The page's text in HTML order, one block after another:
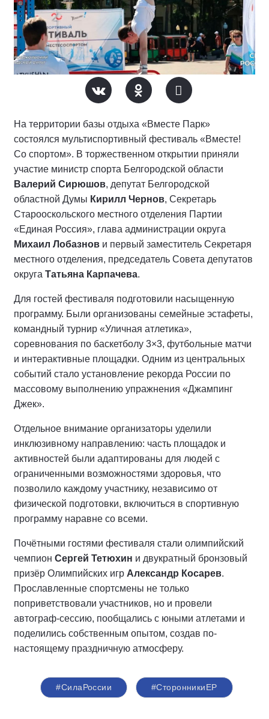
На территории базы отдыха «Вместе Парк»
состоялся мультиспортивный фестиваль «Вместе!
Со спортом». В торжественном открытии приняли
участие министр спорта Белгородской области
Валерий Сирюшов, депутат Белгородской
областной Думы Кирилл Чернов, Секретарь
Старооскольского местного отделения Партии
«Единая Россия», глава администрации округа
Михаил Лобазнов и первый заместитель Секретаря
местного отделения, председатель Совета депутатов
округа Татьяна Карпачева.
Для гостей фестиваля подготовили насыщенную
программу. Были организованы семейные эстафеты,
командный турнир «Уличная атлетика»,
соревнования по баскетболу 3×3, футбольные матчи
и интерактивные площадки. Одним из центральных
событий стало установление рекорда России по
массовому выполнению упражнения «Джампинг
Джек».
Отдельное внимание организаторы уделили
инклюзивному направлению: часть площадок и
активностей были адаптированы для людей с
ограниченными возможностями здоровья, что
позволило каждому участнику, независимо от
физической подготовки, включиться в спортивную
программу наравне со всеми.
Почётными гостями фестиваля стали олимпийский
чемпион Сергей Тетюхин и двукратный бронзовый
призёр Олимпийских игр Александр Косарев.
Прославленные спортсмены не только
поприветствовали участников, но и провели
автограф-сессию, пообщались с юными атлетами и
поделились собственным опытом, создав по-
настоящему праздничную атмосферу.
#СилаРоссии #СторонникиЕР